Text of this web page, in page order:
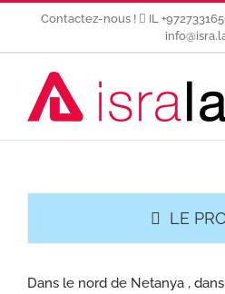
Contactez-nous ! IL
LE
Dans le nord de Netanya ,